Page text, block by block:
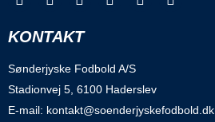
KONTAKT
Sønderjyske Fodbold A/S
Stadionvej 5, 6100 Haderslev
E-mail: kontakt@soenderjyskefodbold.dk